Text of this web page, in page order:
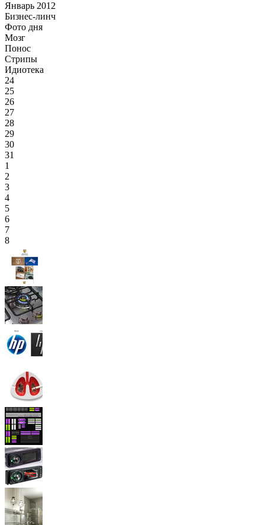
Январь 2012
Бизнес-линч
Фото дня
Мозг
Понос
Стрипы
Идиотека
24
25
26
27
28
29
30
31
1
2
3
4
5
6
7
8